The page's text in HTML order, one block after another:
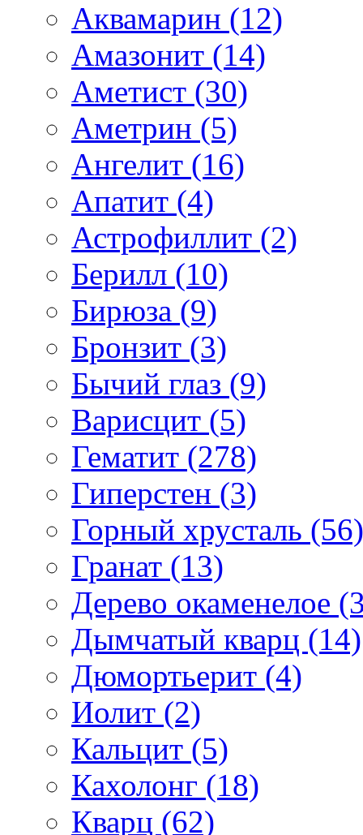
Аквамарин (12)
Амазонит (14)
Аметист (30)
Аметрин (5)
Ангелит (16)
Апатит (4)
Астрофиллит (2)
Берилл (10)
Бирюза (9)
Бронзит (3)
Бычий глаз (9)
Варисцит (5)
Гематит (278)
Гиперстен (3)
Горный хрусталь (56)
Гранат (13)
Дерево окаменелое
Дымчатый кварц (14)
Дюмортьерит (4)
Иолит (2)
Кальцит (5)
Кахолонг (18)
Кварц (62)